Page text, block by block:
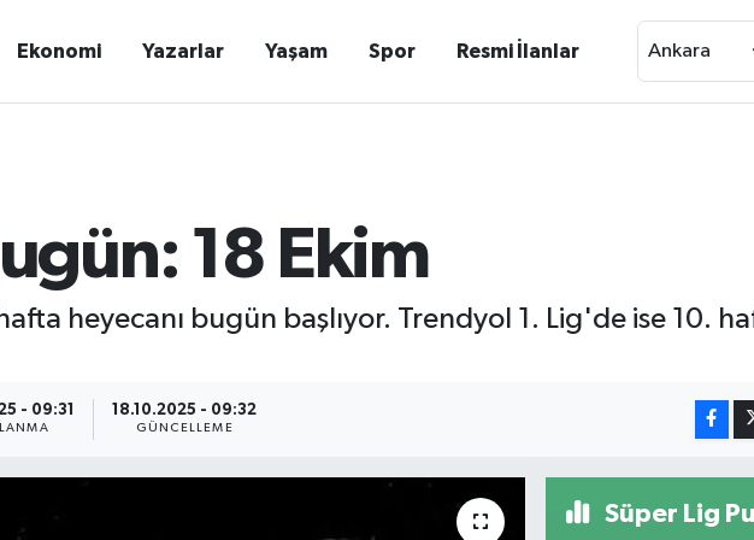
Ekonomi Yazarlar Yaşam Spor Resmi İlanlar Ankara
18 Ekim
heyecanı bugün başlıyor. Trendyol 1. Lig'de ise 10.
- 09:31 18.10.2025 - 09:32
GÜNCELLEME
Süper Lig